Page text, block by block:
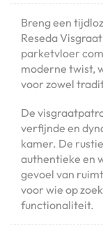
Breng een
Reseda
parketvloer
moderne twist,
voor zowel
De
verfijnde en
kamer. De
authentieke en
gevoel van
voor wie op
functionaliteit.